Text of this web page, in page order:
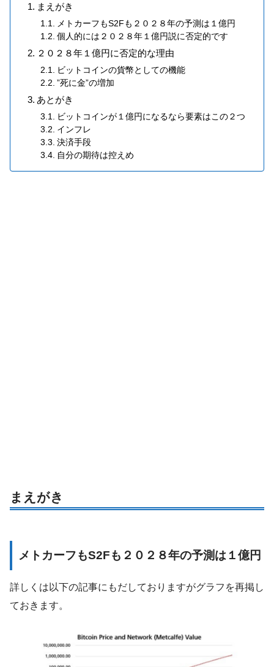
まえがき
メトカーフもS2Fも２０２８年の予測は１億円
個人的には２０２８年１億円説に否定的です
２０２８年１億円に否定的な理由
ビットコインの貨幣としての機能
”死に金”の増加
あとがき
ビットコインが１億円になるなら要素はこの２つ
インフレ
決済手段
自分の期待は控えめ
まえがき
メトカーフもS2Fも２０２８年の予測は１億円
詳しくは以下の記事にもだしておりますがグラフを再掲し
ておきます。